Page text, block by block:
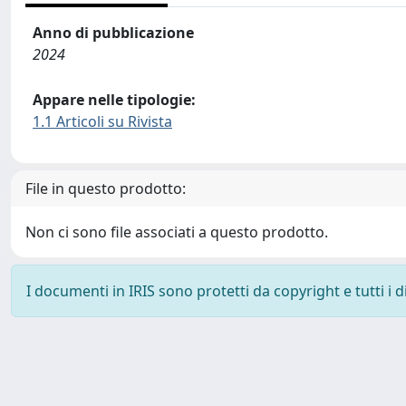
Anno di pubblicazione
2024
Appare nelle tipologie:
1.1 Articoli su Rivista
File in questo prodotto:
Non ci sono file associati a questo prodotto.
I documenti in IRIS sono protetti da copyright e tutti i